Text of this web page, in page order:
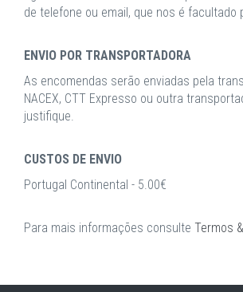
de telefone ou email, que nos é facultado
ENVIO POR TRANSPORTADORA
As encomendas serão enviadas pela
NACEX, CTT Expresso ou outra
justifique.
CUSTOS DE ENVIO
Portugal Continental - 5.00€
Para mais informações consulte Termos